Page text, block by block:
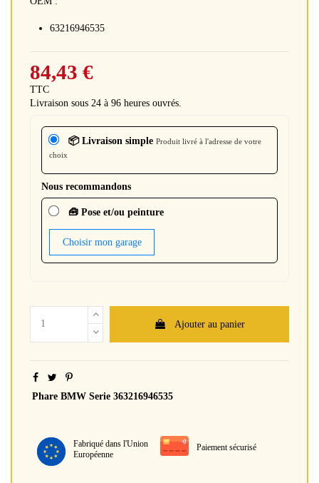
63216946535
84,43 €
TTC
Livraison sous 24 à 96 heures ouvrés.
📦 Livraison simple Produit livré à l'adresse de votre
choix
Nous recommandons
🧰 Pose et/ou peinture
Choisir mon garage
Ajouter au panier
Phare BMW Serie 363216946535
Fabriqué dans l'Union
Européenne
Paiement sécurisé